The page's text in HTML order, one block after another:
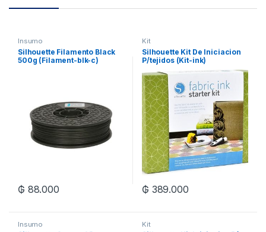
Insumo
Silhouette Filamento Black
500g (Filament-blk-c)
₲ 88.000
Kit
Silhouette Kit De Iniciacion
P/tejidos (Kit-ink)
₲ 389.000
Insumo Kit